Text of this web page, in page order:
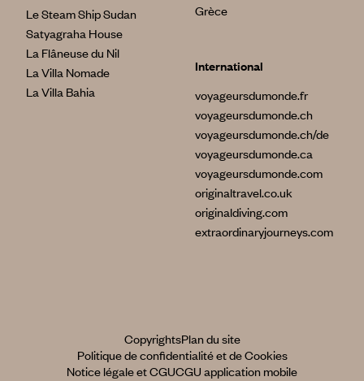
Le Steam Ship Sudan
Satyagraha House
La Flâneuse du Nil
La Villa Nomade
La Villa Bahia
Grèce
International
voyageursdumonde.fr
voyageursdumonde.ch
voyageursdumonde.ch/de
voyageursdumonde.ca
voyageursdumonde.com
originaltravel.co.uk
originaldiving.com
extraordinaryjourneys.com
CopyrightsPlan du site
Politique de confidentialité et de Cookies
Notice légale et CGUCGU application mobile